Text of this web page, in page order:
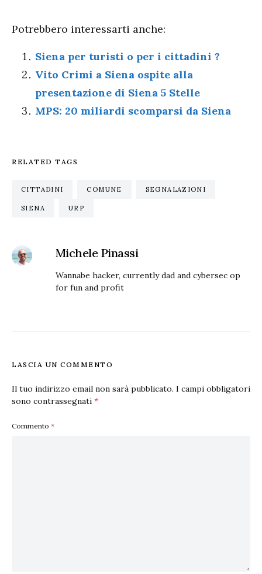
Potrebbero interessarti anche:
Siena per turisti o per i cittadini ?
Vito Crimi a Siena ospite alla
presentazione di Siena 5 Stelle
MPS: 20 miliardi scomparsi da Siena
RELATED TAGS
CITTADINI COMUNE SEGNALAZIONI
SIENA URP
Michele Pinassi
Wannabe hacker, currently dad and cybersec op
for fun and profit
LASCIA UN COMMENTO
Il tuo indirizzo email non sarà pubblicato. I campi obbligatori
sono contrassegnati *
Commento *